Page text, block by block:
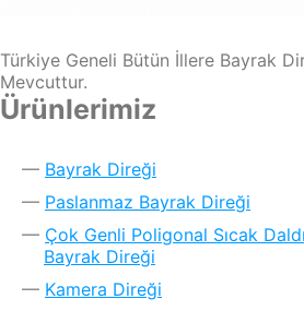
Türkiye Geneli Bütün İllere Bayrak
Mevcuttur.
Ürünlerimiz
Bayrak Direği
Paslanmaz Bayrak Direği
Çok Genli Poligonal Sıcak
Bayrak Direği
Kamera Direği